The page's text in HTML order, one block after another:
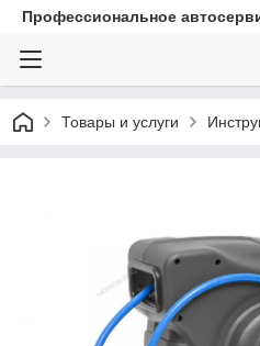
Профессиональное
Товары и услуги